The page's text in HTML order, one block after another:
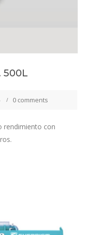
500L
0 comments
rendimiento con